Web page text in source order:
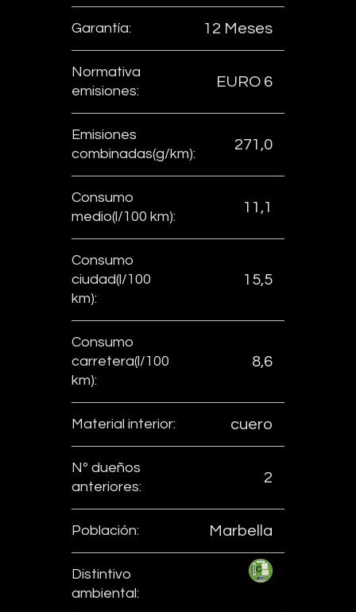
Garantía: 12 Meses
Normativa
emisiones:
EURO 6
Emisiones
combinadas(g/km):
271,0
Consumo
medio(l/100 km):
11,1
Consumo
ciudad(l/100
km):
15,5
Consumo
carretera(l/100
km):
8,6
Material interior: cuero
Nº dueños
anteriores:
2
Población: Marbella
Distintivo
ambiental: